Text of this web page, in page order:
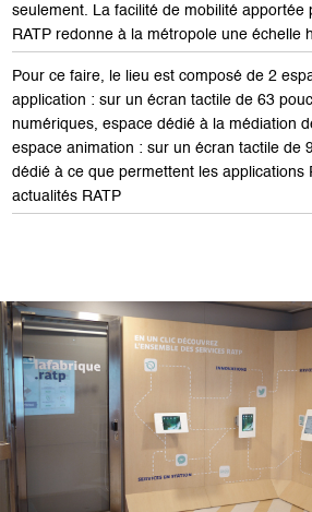
seulement. La facilité de mobilité apportée
RATP redonne à la métropole une échelle
Pour ce faire, le lieu est composé de 2
application : sur un écran tactile de 63
numériques, espace dédié à la médiation
espace animation : sur un écran tactile de
dédié à ce que permettent les applications
actualités RATP